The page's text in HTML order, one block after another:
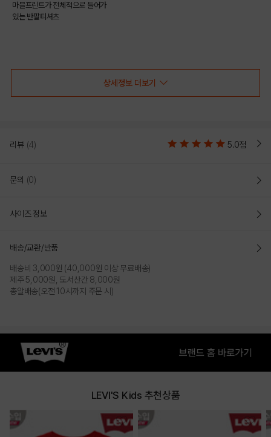
마블프린트가 전체적으로 들어가
있는 반팔티셔츠
PRODUCT VIEW
상세정보 더보기
리뷰 (4) 5.0점
문의 (0)
사이즈 정보
배송/교환/반품
배송비 3,000원 (40,000원 이상 무료배송)
제주 5,000원, 도서산간 8,000원
총알배송(오전 10시까지 주문 시)
LEVI'S Kids 추천상품